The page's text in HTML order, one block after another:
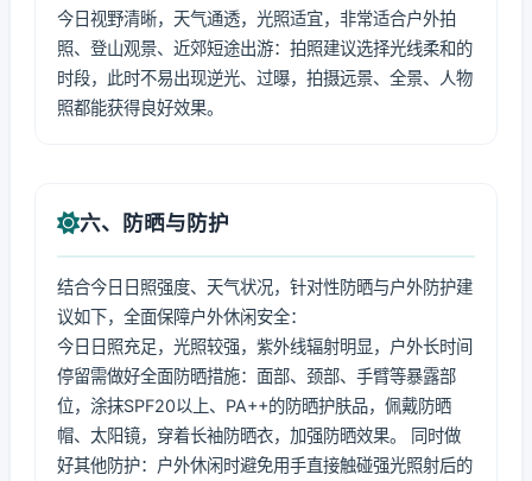
今日视野清晰，天气通透，光照适宜，非常适合户外拍
照、登山观景、近郊短途出游：拍照建议选择光线柔和的
时段，此时不易出现逆光、过曝，拍摄远景、全景、人物
照都能获得良好效果。
六、防晒与防护
结合今日日照强度、天气状况，针对性防晒与户外防护建
议如下，全面保障户外休闲安全：
今日日照充足，光照较强，紫外线辐射明显，户外长时间
停留需做好全面防晒措施：面部、颈部、手臂等暴露部
位，涂抹SPF20以上、PA++的防晒护肤品，佩戴防晒
帽、太阳镜，穿着长袖防晒衣，加强防晒效果。 同时做
好其他防护：户外休闲时避免用手直接触碰强光照射后的